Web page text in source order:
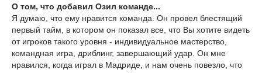
О том, что добавил Озил команде...
Я думаю, что ему нравится команда. Он провел блестящий
первый тайм, в котором он показал все, что Вы хотите видеть
от игроков такого уровня - индивидуальное мастерство,
командная игра, дриблинг, завершающий удар. Он мне
нравился, когда играл в Мадриде, и нам очень повезло, что